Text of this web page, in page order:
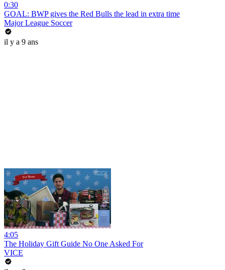
0:30
GOAL: BWP gives the Red Bulls the lead in extra time
Major League Soccer
il y a 9 ans
4:05
The Holiday Gift Guide No One Asked For
VICE